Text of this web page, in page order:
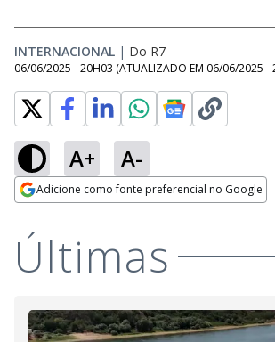
INTERNACIONAL | Do R7
06/06/2025 - 20H03 (ATUALIZADO EM 06/06/2025 -
A+ A-
Adicione como fonte preferencial no Google
Ativar
78.35%
Últimas